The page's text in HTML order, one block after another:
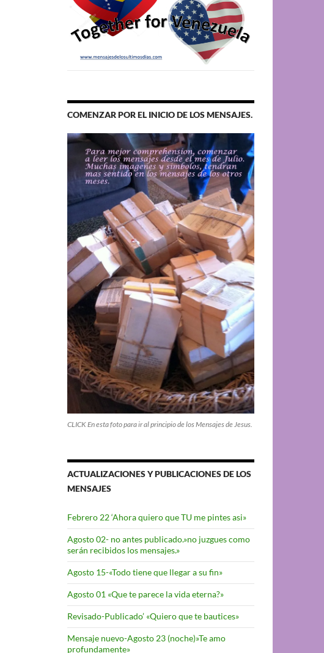
COMENZAR POR EL INICIO DE LOS MENSAJES.
CLICK En esta foto para ir al principio de los Mensajes de Jesus.
ACTUALIZACIONES Y PUBLICACIONES DE LOS
MENSAJES
Febrero 22 ‘Ahora quiero que TU me pintes asi»
Agosto 02- no antes publicado.»no juzgues como
serán recibidos los mensajes.»
Agosto 15-«Todo tiene que llegar a su fin»
Agosto 01 «Que te parece la vida eterna?»
Revisado-Publicado’ «Quiero que te bautices»
Mensaje nuevo-Agosto 23 (noche)»Te amo
profundamente»